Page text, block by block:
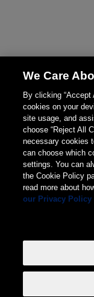
We Care
By clicking “Accept
cookies on your
site usage, and
choose “Reject All
necessary cookies
can choose which
settings. You can
the Cookie Policy
read more about
our Privacy Policy